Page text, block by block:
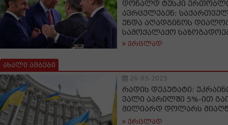
დონალდ ტუსკი
ავრცელებენ:
უნდა აღადგინოს
სამოქალაქო
ვრცლად
ახალი ამბები
26-05-2025
რადის დეპუტატი:
ვალი აპრილში 5%-ით
მილიარდ დოლარს
ვრცლად